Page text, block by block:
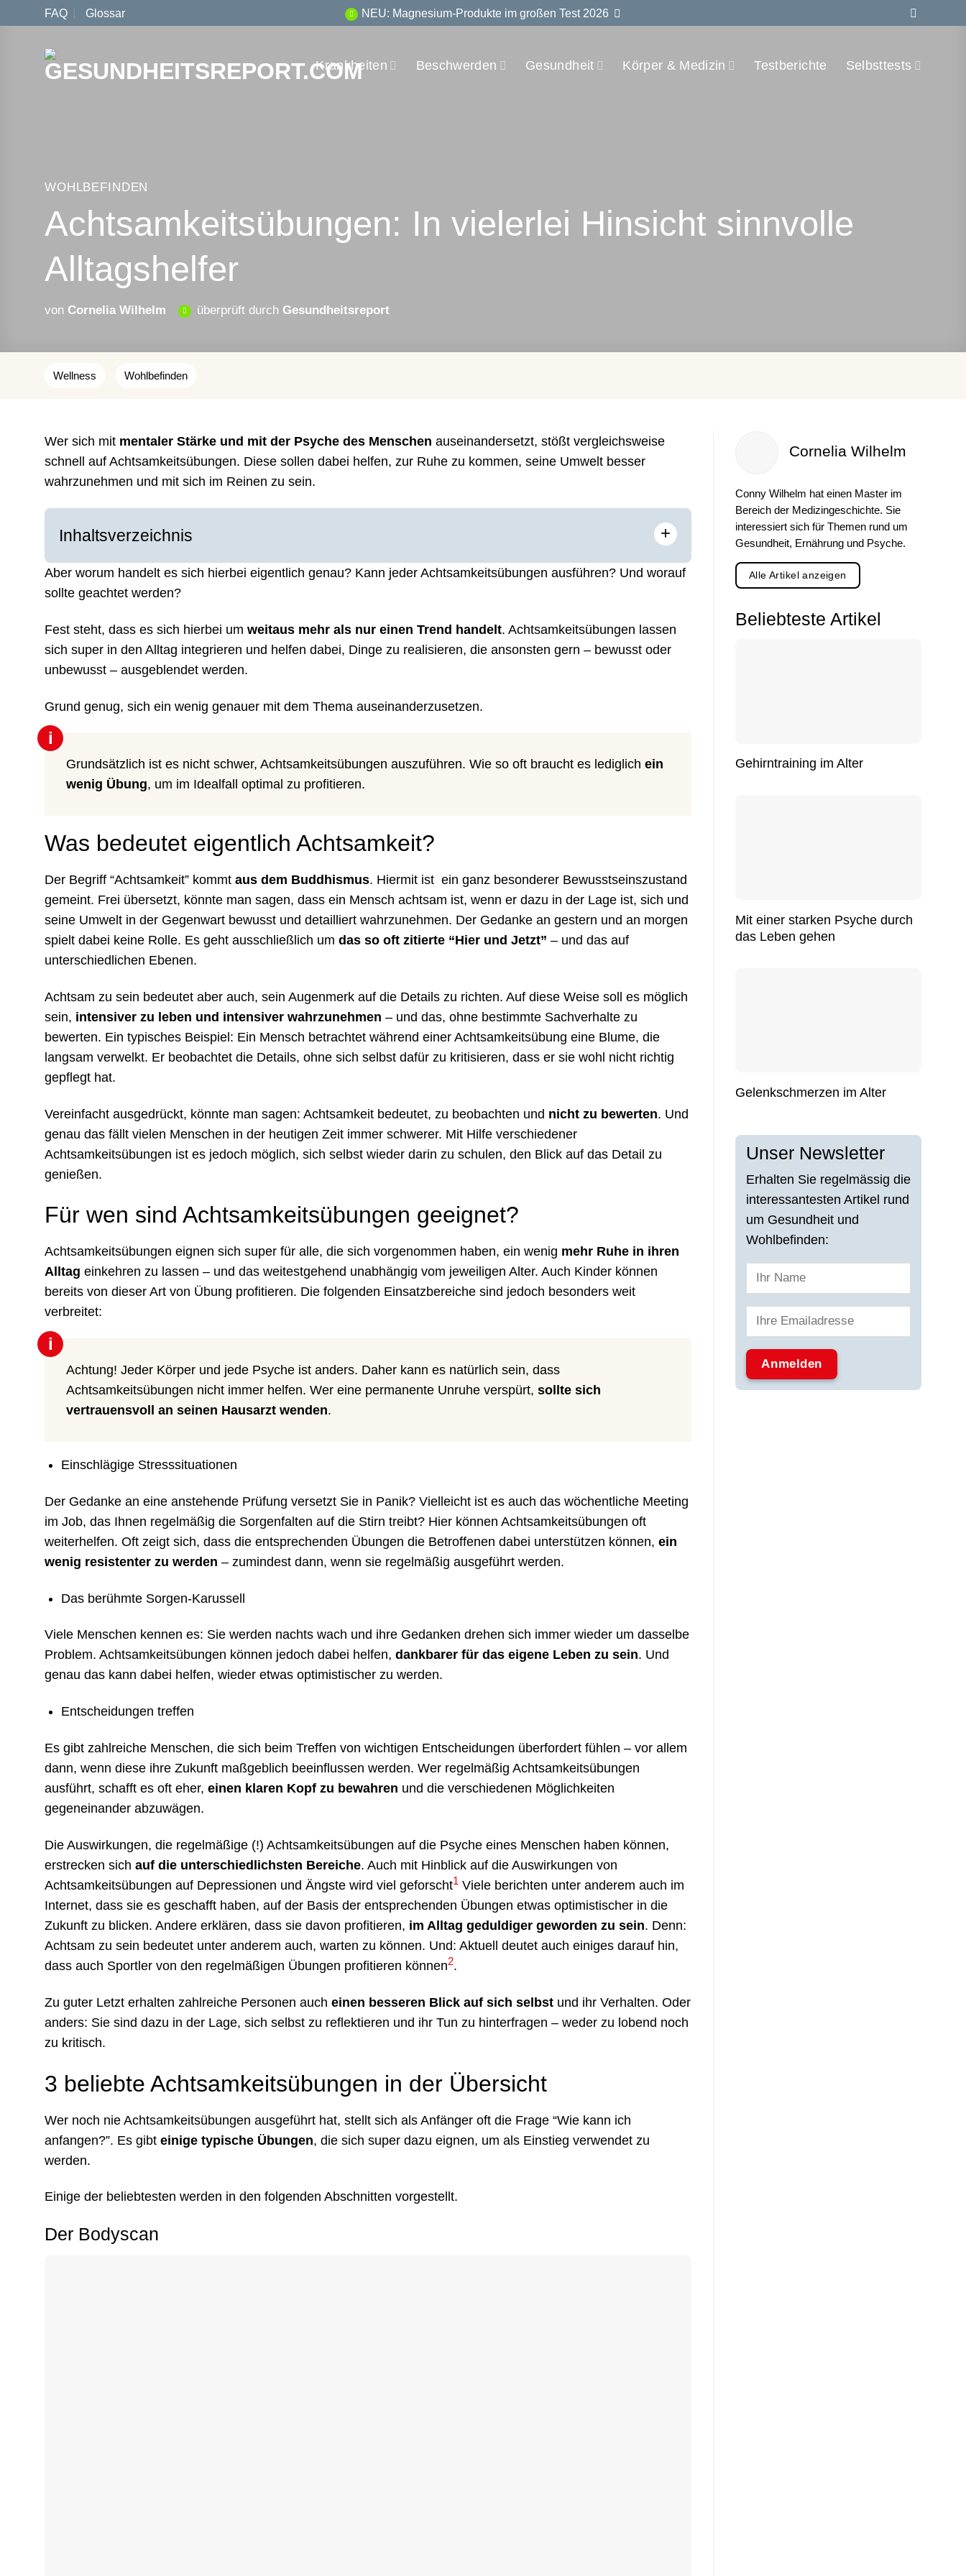
Inhalt
springen
FAQ Glossar NEU: Magnesium-Produkte im großen Test 2026
Krankheiten Beschwerden Gesundheit Körper & Medizin Testberichte Selbsttests
WOHLBEFINDEN
Achtsamkeitsübungen: In vielerlei Hinsicht sinnvolle
Alltagshelfer
von Cornelia Wilhelm überprüft durch Gesundheitsreport
Wellness Wohlbefinden
Wer sich mit mentaler Stärke und mit der Psyche des Menschen auseinandersetzt, stößt vergleichsweise
schnell auf Achtsamkeitsübungen. Diese sollen dabei helfen, zur Ruhe zu kommen, seine Umwelt besser
wahrzunehmen und mit sich im Reinen zu sein.
Inhaltsverzeichnis +
Aber worum handelt es sich hierbei eigentlich genau? Kann jeder Achtsamkeitsübungen ausführen? Und worauf
sollte geachtet werden?
Fest steht, dass es sich hierbei um weitaus mehr als nur einen Trend handelt. Achtsamkeitsübungen lassen
sich super in den Alltag integrieren und helfen dabei, Dinge zu realisieren, die ansonsten gern – bewusst oder
unbewusst – ausgeblendet werden.
Grund genug, sich ein wenig genauer mit dem Thema auseinanderzusetzen.
i
Grundsätzlich ist es nicht schwer, Achtsamkeitsübungen auszuführen. Wie so oft braucht es lediglich ein
wenig Übung, um im Idealfall optimal zu profitieren.
Was bedeutet eigentlich Achtsamkeit?
Der Begriff “Achtsamkeit” kommt aus dem Buddhismus. Hiermit ist ein ganz besonderer Bewusstseinszustand
gemeint. Frei übersetzt, könnte man sagen, dass ein Mensch achtsam ist, wenn er dazu in der Lage ist, sich und
seine Umwelt in der Gegenwart bewusst und detailliert wahrzunehmen. Der Gedanke an gestern und an morgen
spielt dabei keine Rolle. Es geht ausschließlich um das so oft zitierte “Hier und Jetzt” – und das auf
unterschiedlichen Ebenen.
Achtsam zu sein bedeutet aber auch, sein Augenmerk auf die Details zu richten. Auf diese Weise soll es möglich
sein, intensiver zu leben und intensiver wahrzunehmen – und das, ohne bestimmte Sachverhalte zu
bewerten. Ein typisches Beispiel: Ein Mensch betrachtet während einer Achtsamkeitsübung eine Blume, die
langsam verwelkt. Er beobachtet die Details, ohne sich selbst dafür zu kritisieren, dass er sie wohl nicht richtig
gepflegt hat.
Vereinfacht ausgedrückt, könnte man sagen: Achtsamkeit bedeutet, zu beobachten und nicht zu bewerten. Und
genau das fällt vielen Menschen in der heutigen Zeit immer schwerer. Mit Hilfe verschiedener
Achtsamkeitsübungen ist es jedoch möglich, sich selbst wieder darin zu schulen, den Blick auf das Detail zu
genießen.
Für wen sind Achtsamkeitsübungen geeignet?
Achtsamkeitsübungen eignen sich super für alle, die sich vorgenommen haben, ein wenig mehr Ruhe in ihren
Alltag einkehren zu lassen – und das weitestgehend unabhängig vom jeweiligen Alter. Auch Kinder können
bereits von dieser Art von Übung profitieren. Die folgenden Einsatzbereiche sind jedoch besonders weit
verbreitet:
i
Achtung! Jeder Körper und jede Psyche ist anders. Daher kann es natürlich sein, dass
Achtsamkeitsübungen nicht immer helfen. Wer eine permanente Unruhe verspürt, sollte sich
vertrauensvoll an seinen Hausarzt wenden.
Einschlägige Stresssituationen
Der Gedanke an eine anstehende Prüfung versetzt Sie in Panik? Vielleicht ist es auch das wöchentliche Meeting
im Job, das Ihnen regelmäßig die Sorgenfalten auf die Stirn treibt? Hier können Achtsamkeitsübungen oft
weiterhelfen. Oft zeigt sich, dass die entsprechenden Übungen die Betroffenen dabei unterstützen können, ein
wenig resistenter zu werden – zumindest dann, wenn sie regelmäßig ausgeführt werden.
Das berühmte Sorgen-Karussell
Viele Menschen kennen es: Sie werden nachts wach und ihre Gedanken drehen sich immer wieder um dasselbe
Problem. Achtsamkeitsübungen können jedoch dabei helfen, dankbarer für das eigene Leben zu sein. Und
genau das kann dabei helfen, wieder etwas optimistischer zu werden.
Entscheidungen treffen
Es gibt zahlreiche Menschen, die sich beim Treffen von wichtigen Entscheidungen überfordert fühlen – vor allem
dann, wenn diese ihre Zukunft maßgeblich beeinflussen werden. Wer regelmäßig Achtsamkeitsübungen
ausführt, schafft es oft eher, einen klaren Kopf zu bewahren und die verschiedenen Möglichkeiten
gegeneinander abzuwägen.
Die Auswirkungen, die regelmäßige (!) Achtsamkeitsübungen auf die Psyche eines Menschen haben können,
erstrecken sich auf die unterschiedlichsten Bereiche. Auch mit Hinblick auf die Auswirkungen von
Achtsamkeitsübungen auf Depressionen und Ängste wird viel geforscht1 Viele berichten unter anderem auch im
Internet, dass sie es geschafft haben, auf der Basis der entsprechenden Übungen etwas optimistischer in die
Zukunft zu blicken. Andere erklären, dass sie davon profitieren, im Alltag geduldiger geworden zu sein. Denn:
Achtsam zu sein bedeutet unter anderem auch, warten zu können. Und: Aktuell deutet auch einiges darauf hin,
dass auch Sportler von den regelmäßigen Übungen profitieren können2.
Zu guter Letzt erhalten zahlreiche Personen auch einen besseren Blick auf sich selbst und ihr Verhalten. Oder
anders: Sie sind dazu in der Lage, sich selbst zu reflektieren und ihr Tun zu hinterfragen – weder zu lobend noch
zu kritisch.
3 beliebte Achtsamkeitsübungen in der Übersicht
Wer noch nie Achtsamkeitsübungen ausgeführt hat, stellt sich als Anfänger oft die Frage “Wie kann ich
anfangen?”. Es gibt einige typische Übungen, die sich super dazu eignen, um als Einstieg verwendet zu
werden.
Einige der beliebtesten werden in den folgenden Abschnitten vorgestellt.
Der Bodyscan
Cornelia Wilhelm
Conny Wilhelm hat einen Master im
Bereich der Medizingeschichte. Sie
interessiert sich für Themen rund um
Gesundheit, Ernährung und Psyche.
Alle Artikel anzeigen
Beliebteste Artikel
Gehirntraining im Alter
Mit einer starken Psyche durch
das Leben gehen
Gelenkschmerzen im Alter
Unser Newsletter
Erhalten Sie regelmässig die
interessantesten Artikel rund
um Gesundheit und
Wohlbefinden: